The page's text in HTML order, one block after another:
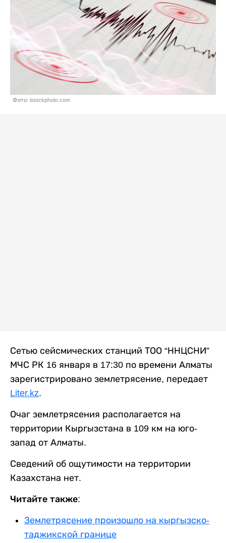
Фото: istockphoto.com
Сетью сейсмических станций ТОО “ННЦСНИ”
МЧС РК 16 января в 17:30 по времени Алматы
зарегистрировано землетрясение, передает
Liter.kz.
Очаг землетрясения располагается на
территории Кыргызстана в 109 км на юго-
запад от Алматы.
Сведений об ощутимости на территории
Казахстана нет.
Читайте также:
Землетрясение произошло на кыргызско-
таджикской границе